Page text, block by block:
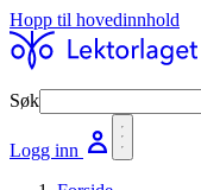
Hopp til hovedinnhold
Søk
Logg inn